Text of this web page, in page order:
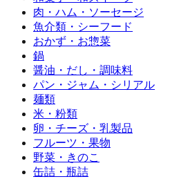
肉・ハム・ソーセージ
魚介類・シーフード
おかず・お惣菜
鍋
醤油・だし・調味料
パン・ジャム・シリアル
麺類
米・粉類
卵・チーズ・乳製品
フルーツ・果物
野菜・きのこ
缶詰・瓶詰